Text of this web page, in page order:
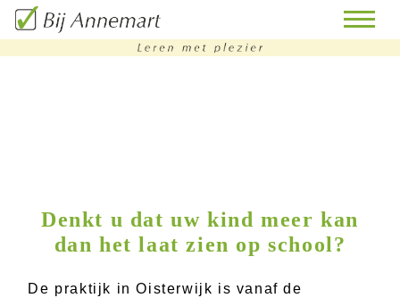
bijles
huiswerk
Denkt u dat uw kind meer kan
dan het laat zien op school?
De praktijk in Oisterwijk is vanaf de